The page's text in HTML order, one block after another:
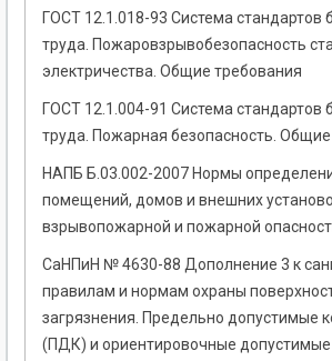
ГОСТ 12.1.018-93 Система стандартов
трудa. Пожаровзрывобезопасность
электричества. Общие тpебования
ГОСТ 12.1.004-91 Система стандартов
труда. Пожарная безопасность.
НАПБ Б.03.002-2007 Нормы
помещений, домов и внешних
взрывопожарной и пожарной
СаНПиН № 4630-88 Дополнение 3 к
правилам и нормам охраны
загрязнения. Предельно допустимые
(ПДК) и ориентировочные